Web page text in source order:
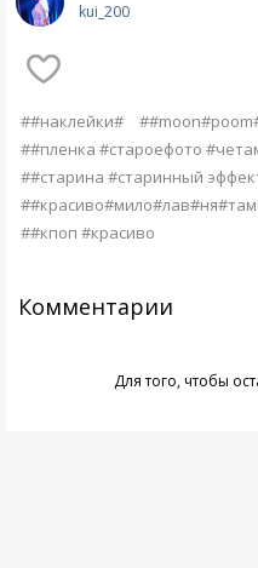
kui_200
##наклейки#
##пленка #староефото
##старина #старинный
##кпоп #красиво
Комментарии
Для того, чтобы